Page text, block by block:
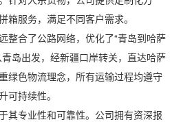
箱服务，满足不同客户需求。
整合了公路网络，优化了“青岛到哈萨
岛出发，经新疆口岸转关，直达哈萨
绿色物流理念，所有运输过程均遵守
可持续性。
其专业性和可靠性。公司拥有资深报